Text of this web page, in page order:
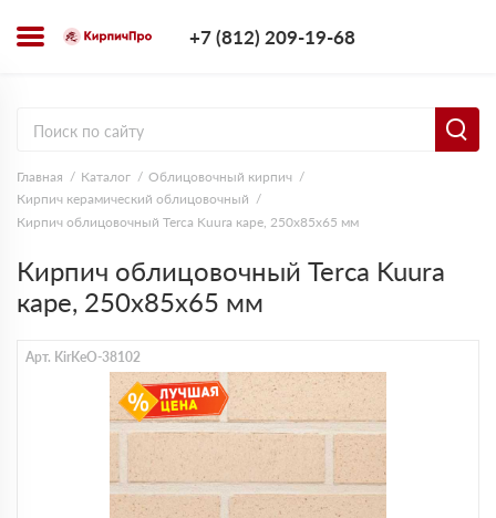
+7 (812) 209-19-68
Главная Каталог
Облицовочный кирпич
Кирпич керамический облицовочный
Кирпич облицовочный Terca Kuura каре, 250х85х65 мм
Кирпич облицовочный Terca Kuura
каре, 250х85х65 мм
Арт. KirKeO-38102